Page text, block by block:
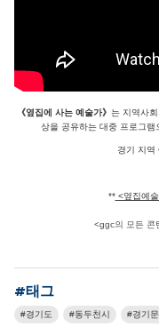
《옆집에 사는 예술가》 는 지역사
상을 공유하는 대중 프로그
경기 지역
** <옆집예
<ggc의 모든 콘
#태그
경기도 동두천시 경기